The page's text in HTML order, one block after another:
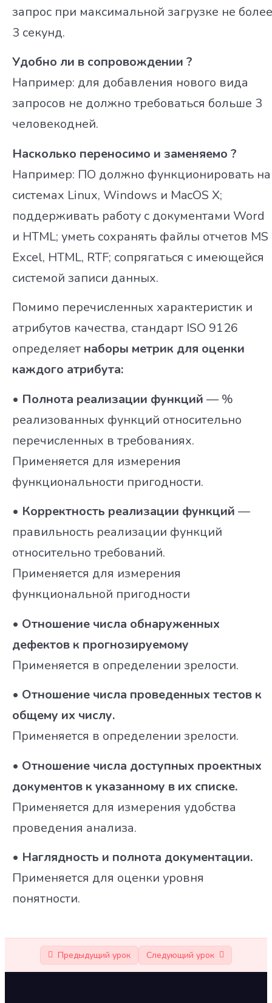
запрос при максимальной загрузке не более
3 секунд.
Удобно ли в сопровождении ?
Например: для добавления нового вида
запросов не должно требоваться больше 3
человекодней.
Насколько переносимо и заменяемо ?
Например: ПО должно функционировать на
системах Linux, Windows и MacOS X;
поддерживать работу с документами Word
и HTML; уметь сохранять файлы отчетов MS
Excel, HTML, RTF; сопрягаться с имеющейся
системой записи данных.
Помимо перечисленных характеристик и
атрибутов качества, стандарт ISO 9126
определяет наборы метрик для оценки
каждого атрибута:
• Полнота реализации функций — %
реализованных функций относительно
перечисленных в требованиях.
Применяется для измерения
функциональности пригодности.
• Корректность реализации функций —
правильность реализации функций
относительно требований.
Применяется для измерения
функциональной пригодности
• Отношение числа обнаруженных
дефектов к прогнозируемому
Применяется в определении зрелости.
• Отношение числа проведенных тестов к
общему их числу.
Применяется в определении зрелости.
• Отношение числа доступных проектных
документов к указанному в их списке.
Применяется для измерения удобства
проведения анализа.
• Наглядность и полнота документации.
Применяется для оценки уровня
понятности.
Предыдущий урок Следующий урок